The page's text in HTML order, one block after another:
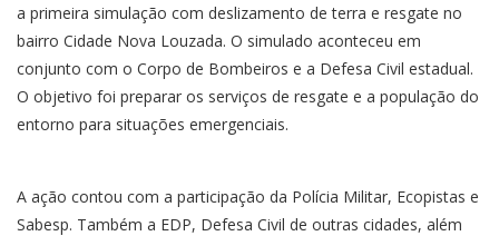
a primeira simulação com deslizamento de terra e resgate no
bairro Cidade Nova Louzada. O simulado aconteceu em
conjunto com o Corpo de Bombeiros e a Defesa Civil estadual.
O objetivo foi preparar os serviços de resgate e a população do
entorno para situações emergenciais.
A ação contou com a participação da Polícia Militar, Ecopistas e
Sabesp. Também a EDP, Defesa Civil de outras cidades, além